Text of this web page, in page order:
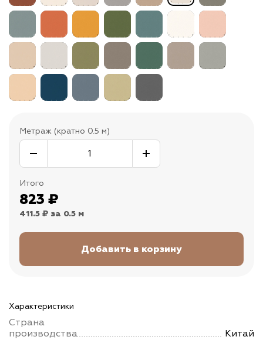
Метраж (кратно 0.5 м)
Итого
823 ₽
411.5 ₽ за 0.5 м
Характеристики
Страна
производства
Китай